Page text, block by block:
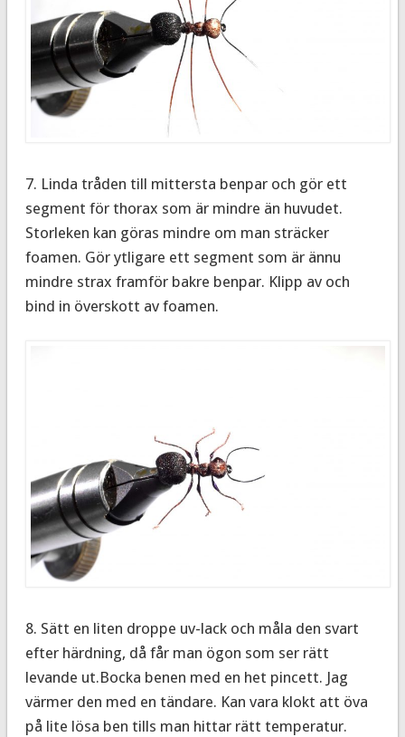
7. Linda tråden till mittersta benpar och gör ett
segment för thorax som är mindre än huvudet.
Storleken kan göras mindre om man sträcker
foamen. Gör ytligare ett segment som är ännu
mindre strax framför bakre benpar. Klipp av och
bind in överskott av foamen.
8. Sätt en liten droppe uv-lack och måla den svart
efter härdning, då får man ögon som ser rätt
levande ut.Bocka benen med en het pincett. Jag
värmer den med en tändare. Kan vara klokt att öva
på lite lösa ben tills man hittar rätt temperatur.